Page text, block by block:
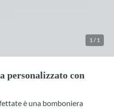
1/1
personalizzato con
è una bomboniera